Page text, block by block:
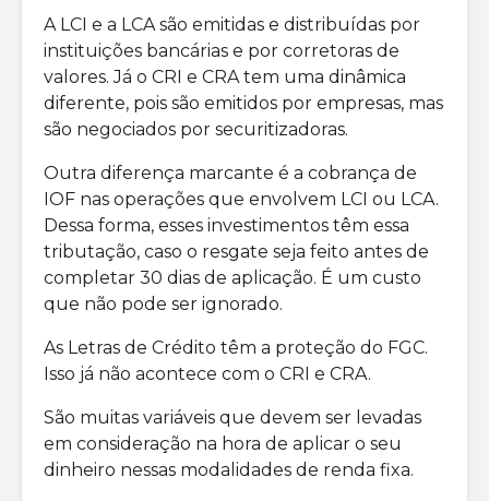
A LCI e a LCA são emitidas e distribuídas por
instituições bancárias e por corretoras de
valores. Já o CRI e CRA tem uma dinâmica
diferente, pois são emitidos por empresas, mas
são negociados por securitizadoras.
Outra diferença marcante é a cobrança de
IOF nas operações que envolvem LCI ou LCA.
Dessa forma, esses investimentos têm essa
tributação, caso o resgate seja feito antes de
completar 30 dias de aplicação. É um custo
que não pode ser ignorado.
As Letras de Crédito têm a proteção do FGC.
Isso já não acontece com o CRI e CRA.
São muitas variáveis que devem ser levadas
em consideração na hora de aplicar o seu
dinheiro nessas modalidades de renda fixa.